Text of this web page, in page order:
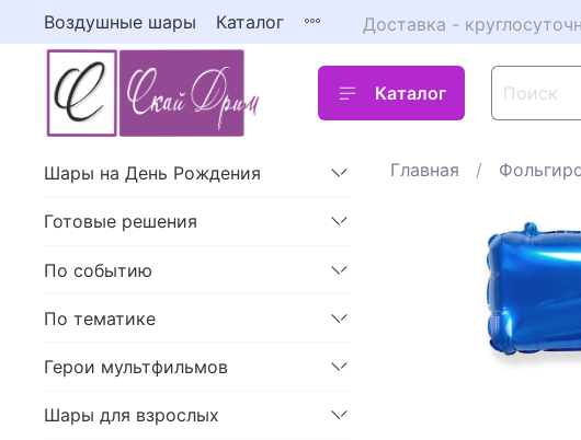
Воздушные шары Каталог Доставка -
Каталог
Главная
Шары на День Рождения
Готовые решения
По событию
По тематике
Герои мультфильмов
Шары для взрослых